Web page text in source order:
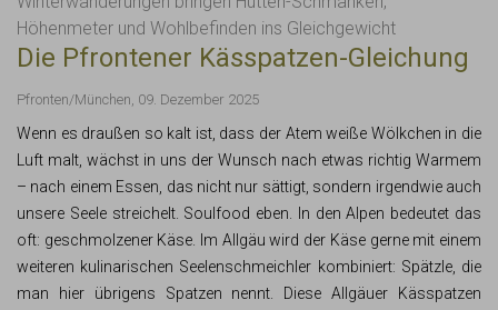
Höhenmeter und Wohlbefinden ins Gleichgewicht
Die Pfrontener Kässpatzen-Gleichung
Pfronten/München, 09. Dezember 2025
Wenn es draußen so kalt ist, dass der Atem weiße Wölkchen in die
Luft malt, wächst in uns der Wunsch nach etwas richtig Warmem
– nach einem Essen, das nicht nur sättigt, sondern irgendwie auch
unsere Seele streichelt. Soulfood eben. In den Alpen bedeutet das
oft: geschmolzener Käse. Im Allgäu wird der Käse gerne mit einem
weiteren kulinarischen Seelenschmeichler kombiniert: Spätzle, die
man hier übrigens Spatzen nennt. Diese Allgäuer Kässpatzen